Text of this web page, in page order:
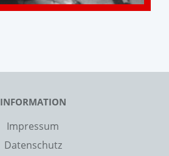
INFORMATION
Impressum
Datenschutz